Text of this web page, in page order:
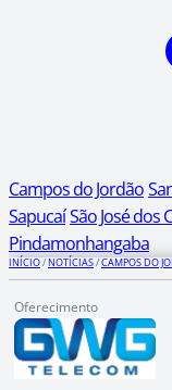
Campos do Jordão
SapucaíSão José dos
Pindamonhangaba
INÍCIO/NOTÍCIAS/CAMPOS DO
Oferecimento